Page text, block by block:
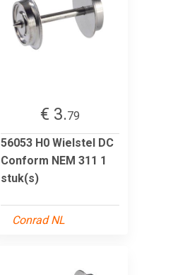
€ 3.79
56053 H0 Wielstel DC
Conform NEM 311 1
stuk(s)
Conrad NL